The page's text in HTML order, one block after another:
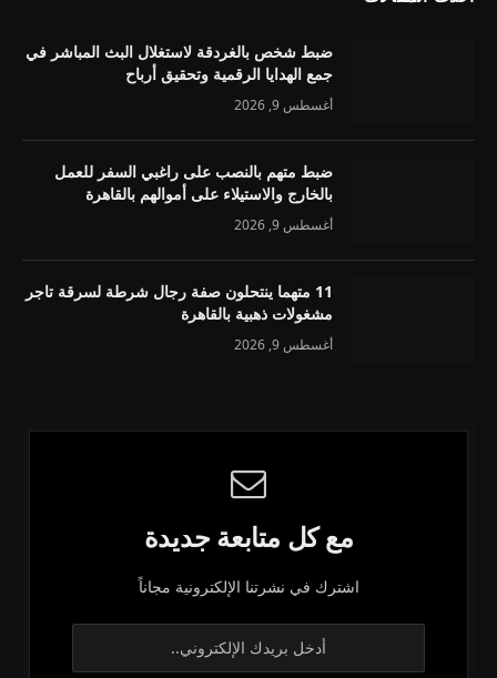
ضبط شخص بالغردقة لاستغلال البث المباشر في
جمع الهدايا الرقمية وتحقيق أرباح
أغسطس 9, 2026
ضبط متهم بالنصب على راغبي السفر للعمل
بالخارج والاستيلاء على أموالهم بالقاهرة
أغسطس 9, 2026
11 متهما ينتحلون صفة رجال شرطة لسرقة تاجر
مشغولات ذهبية بالقاهرة
أغسطس 9, 2026
مع كل متابعة جديدة
اشترك في نشرتنا الإلكترونية مجاناً